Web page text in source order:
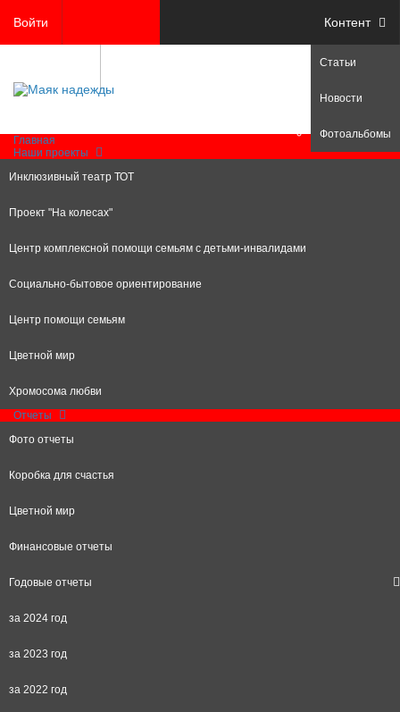
Войти Контент
Статьи
Новости
Фотоальбомы
Главная
Наши проекты
Инклюзивный театр ТОТ
Проект "На колесах"
Центр комплексной помощи семьям с детьми-инвалидами
Социально-бытовое ориентирование
Центр помощи семьям
Цветной мир
Хромосома любви
Отчеты
Фото отчеты
Коробка для счастья
Цветной мир
Финансовые отчеты
Годовые отчеты
за 2024 год
за 2023 год
за 2022 год